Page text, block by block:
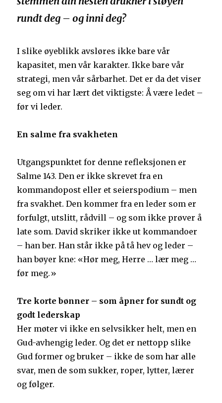
rundt deg – og inni deg?
I slike øyeblikk avsløres ikke bare vår
kapasitet, men vår karakter. Ikke bare vår
strategi, men vår sårbarhet. Det er da det viser
seg om vi har lært det viktigste: Å være ledet –
før vi leder.
En salme fra svakheten
Utgangspunktet for denne refleksjonen er
Salme 143. Den er ikke skrevet fra en
kommandopost eller et seierspodium – men
fra svakhet. Den kommer fra en leder som er
forfulgt, utslitt, rådvill – og som ikke prøver å
late som. David skriker ikke ut kommandoer
– han ber. Han står ikke på tå hev og leder –
han bøyer kne: «Hør meg, Herre … lær meg …
før meg.»
Tre korte bønner – som åpner for sundt og
godt lederskap
Her møter vi ikke en selvsikker helt, men en
Gud-avhengig leder. Og det er nettopp slike
Gud former og bruker – ikke de som har alle
svar, men de som sukker, roper, lytter, lærer
og følger.